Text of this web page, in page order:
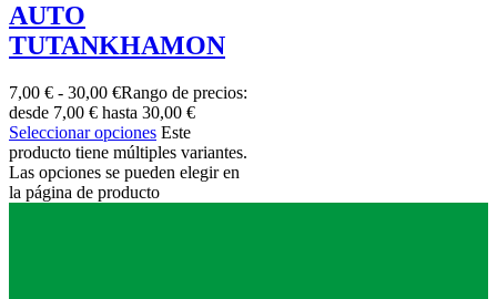
AUTO
TUTANKHAMON
7,00 € - 30,00 €Rango de precios:
desde 7,00 € hasta 30,00 €
Seleccionar opciones Este
producto tiene múltiples variantes.
Las opciones se pueden elegir en
la página de producto